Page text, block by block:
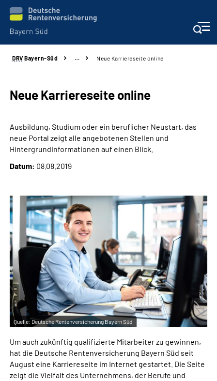
Beratung und Kontakt
Karriere
Rehaverbund
Über Uns
Inhalte in Gebärdensprache (DGS)
Leichte Sprache
Suche
Mein Kundenportal
DRV Bayern-Süd … Neue Karriereseite online
Neue Karriereseite online
Ausbildung, Studium oder ein beruflicher Neustart, das
neue Portal zeigt alle angebotenen Stellen und
Hintergrundinformationen auf einen Blick.
Datum: 08.08.2019
Quelle: Deutsche Rentenversicherung Bayern Süd
Um auch zukünftig qualifizierte Mitarbeiter zu gewinnen,
hat die Deutsche Rentenversicherung Bayern Süd seit
August eine Karriereseite im Internet gestartet. Die Seite
zeigt die Vielfalt des Unternehmens, der Berufe und